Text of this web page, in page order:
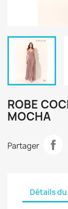
ROBE
MOCHA
Partager
Détails